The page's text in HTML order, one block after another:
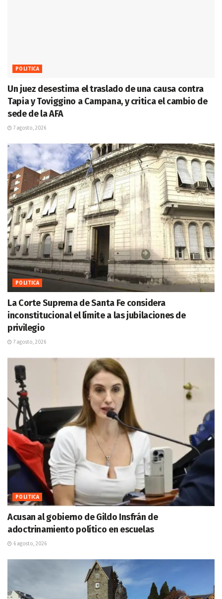
POLITICA
Un juez desestima el traslado de una causa contra
Tapia y Toviggino a Campana, y critica el cambio de
sede de la AFA
7 agosto, 2026
POLITICA
La Corte Suprema de Santa Fe considera
inconstitucional el límite a las jubilaciones de
privilegio
7 agosto, 2026
POLITICA
Acusan al gobierno de Gildo Insfrán de
adoctrinamiento político en escuelas
6 agosto, 2026